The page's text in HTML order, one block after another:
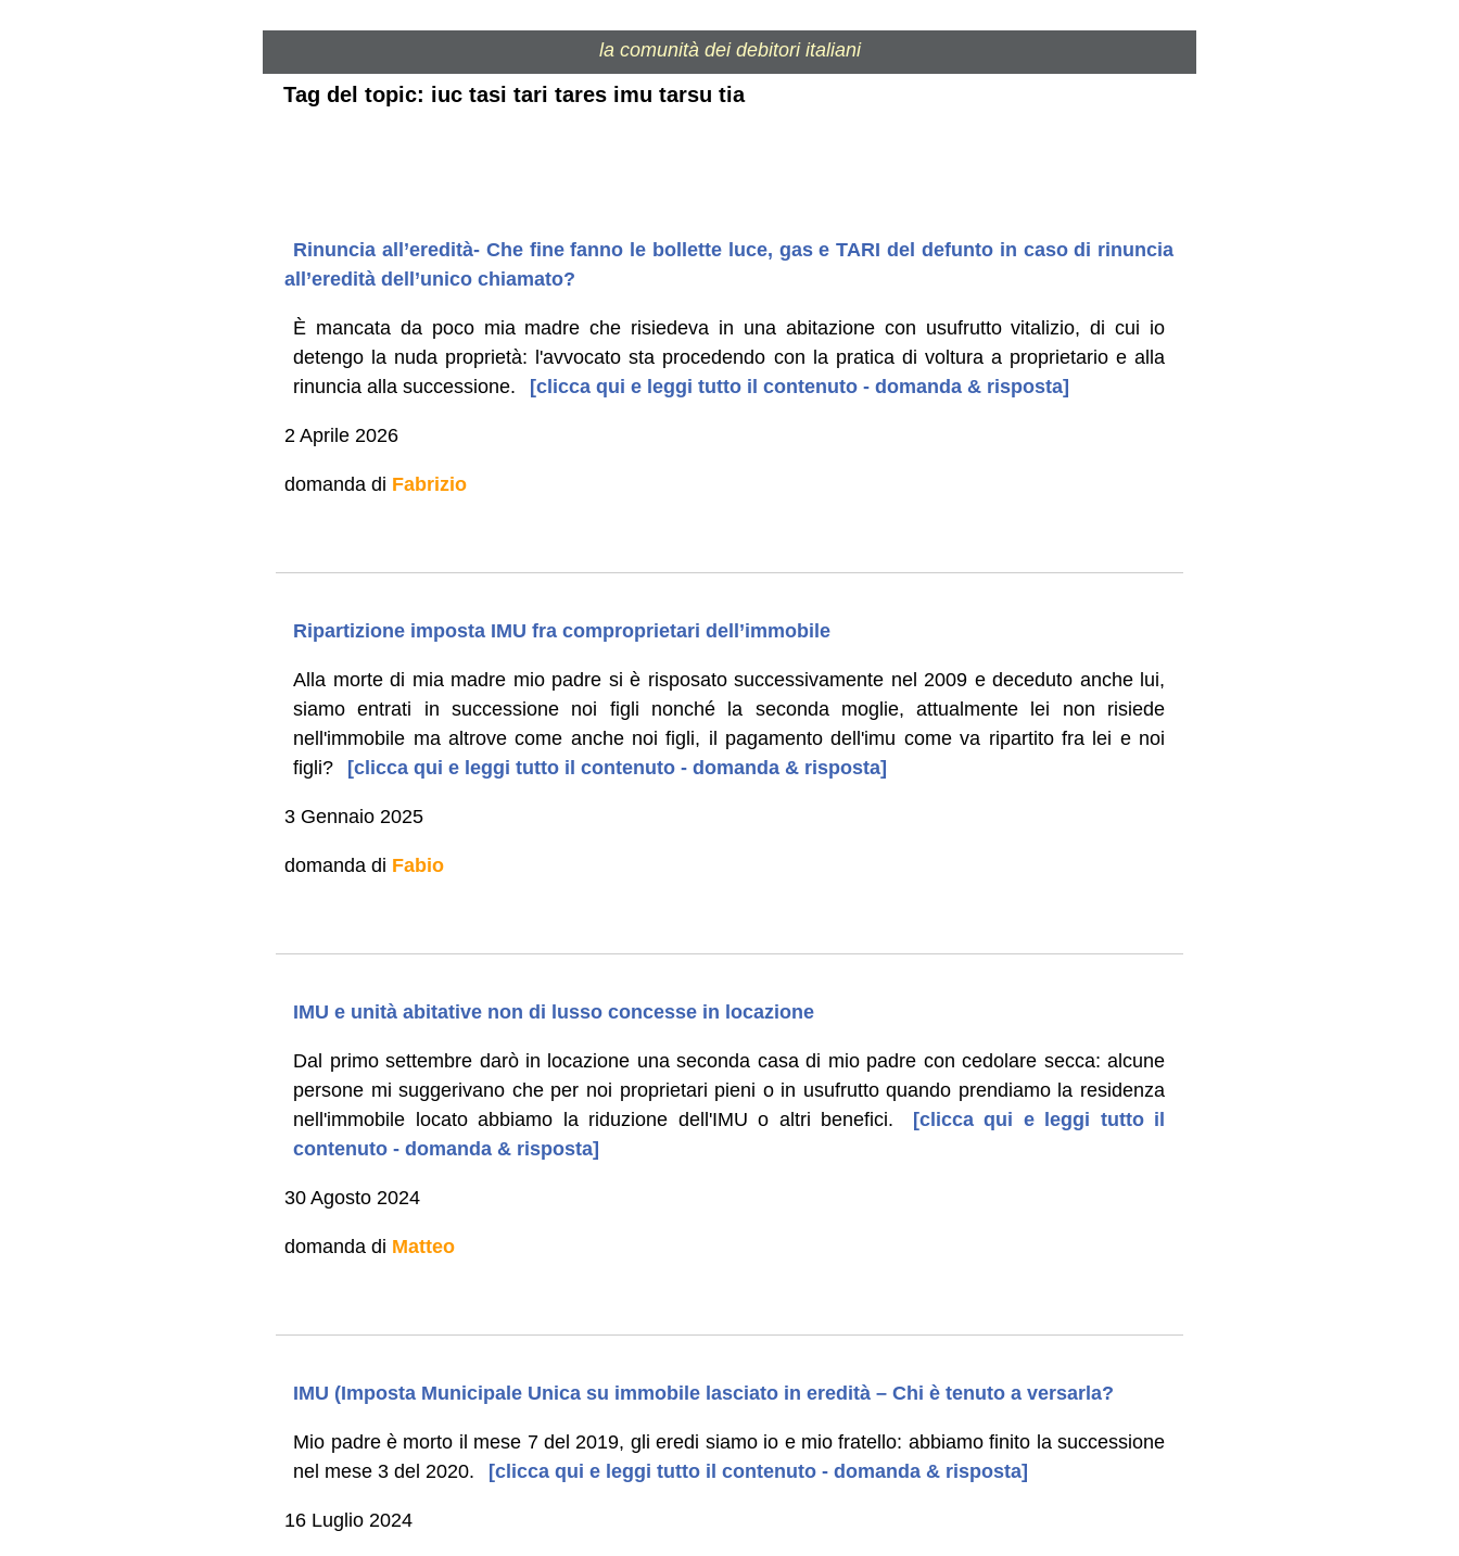
la comunità dei debitori italiani
Tag del topic: iuc tasi tari tares imu tarsu tia
Rinuncia all’eredità- Che fine fanno le bollette luce, gas e TARI del defunto in caso di rinuncia
all’eredità dell’unico chiamato?
È mancata da poco mia madre che risiedeva in una abitazione con usufrutto vitalizio, di cui io
detengo la nuda proprietà: l'avvocato sta procedendo con la pratica di voltura a proprietario e alla
rinuncia alla successione.
[clicca qui e leggi tutto il contenuto - domanda & risposta]
2 Aprile 2026
domanda di Fabrizio
Ripartizione imposta IMU fra comproprietari dell’immobile
Alla morte di mia madre mio padre si è risposato successivamente nel 2009 e deceduto anche lui,
siamo entrati in successione noi figli nonché la seconda moglie, attualmente lei non risiede
nell'immobile ma altrove come anche noi figli, il pagamento dell'imu come va ripartito fra lei e noi
figli?
[clicca qui e leggi tutto il contenuto - domanda & risposta]
3 Gennaio 2025
domanda di Fabio
IMU e unità abitative non di lusso concesse in locazione
Dal primo settembre darò in locazione una seconda casa di mio padre con cedolare secca: alcune
persone mi suggerivano che per noi proprietari pieni o in usufrutto quando prendiamo la residenza
nell'immobile locato abbiamo la riduzione dell'IMU o altri benefici.
[clicca qui e leggi tutto il
contenuto - domanda & risposta]
30 Agosto 2024
domanda di Matteo
IMU (Imposta Municipale Unica su immobile lasciato in eredità – Chi è tenuto a versarla?
Mio padre è morto il mese 7 del 2019, gli eredi siamo io e mio fratello: abbiamo finito la successione
nel mese 3 del 2020.
[clicca qui e leggi tutto il contenuto - domanda & risposta]
16 Luglio 2024